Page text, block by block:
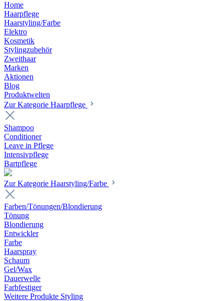
Home
Haarpflege
Haarstyling/Farbe
Elektro
Kosmetik
Stylingzubehör
Zweithaar
Marken
Aktionen
Blog
Produktwelten
Zur Kategorie Haarpflege
Shampoo
Conditioner
Leave in Pflege
Intensivpflege
Bartpflege
Zur Kategorie Haarstyling/Farbe
Farben/Tönungen/Blondierung
Tönung
Blondierung
Entwickler
Farbe
Haarspray
Schaum
Gel/Wax
Dauerwelle
Farbfestiger
Weitere Produkte Styling